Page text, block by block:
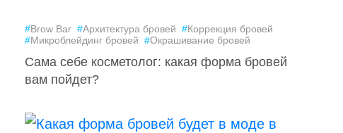
#Brow Bar #Архитектура бровей #Коррекция бровей
#Микроблейдинг бровей #Окрашивание бровей
Сама себе косметолог: какая форма бровей
вам пойдет?